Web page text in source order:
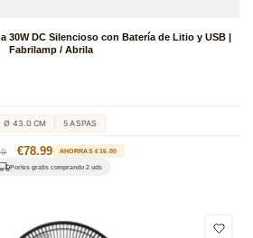
30W DC Silencioso con Batería de Litio y USB |
Fabrilamp / Abrila
Ø 43.0 CM 5 ASPAS
Precio
de
€78.99 AHORRAS €16.00
Portes gratis comprando 2 uds